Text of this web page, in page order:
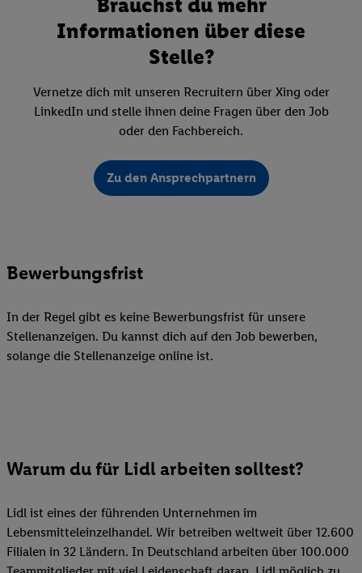
Informationen über diese
Stelle?
Vernetze dich mit unseren Recruitern über Xing oder
LinkedIn und stelle ihnen deine Fragen über den Job
oder den Fachbereich.
Zu den Ansprechpartnern
Bewerbungsfrist
In der Regel gibt es keine Bewerbungsfrist für unsere
Stellenanzeigen. Du kannst dich auf den Job bewerben,
solange die Stellenanzeige online ist.
Warum du für Lidl arbeiten solltest?
Lidl ist eines der führenden Unternehmen im
Lebensmitteleinzelhandel. Wir betreiben weltweit über 12.600
Filialen in 32 Ländern. In Deutschland arbeiten über 100.000